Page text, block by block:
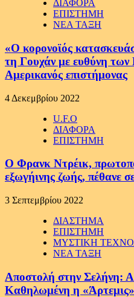
ΔΙΑΦΟΡΑ
ΕΠΙΣΤΗΜΗ
ΝΕΑ ΤΑΞΗ
«Ο κορονοϊός
τη Γουχάν με ευθύνη
Αμερικανός επιστήμονας
4 Δεκεμβρίου 2022
U.F.O
ΔΙΑΦΟΡΑ
ΕΠΙΣΤΗΜΗ
Ο Φρανκ Ντρέικ,
εξωγήινης ζωής, πέθανε
3 Σεπτεμβρίου 2022
ΔΙΑΣΤΗΜΑ
ΕΠΙΣΤΗΜΗ
ΜΥΣΤΙΚΗ
ΝΕΑ ΤΑΞΗ
Αποστολή στην Σελήνη:
Καθηλωμένη η «Άρτεμις»